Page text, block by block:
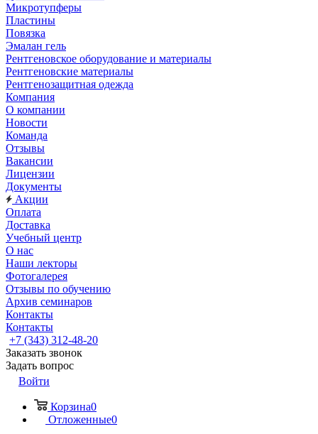
Микротупферы
Пластины
Повязка
Эмалан гель
Рентгеновское оборудование и материалы
Рентгеновские материалы
Рентгенозащитная одежда
Компания
О компании
Новости
Команда
Отзывы
Вакансии
Лицензии
Документы
Акции
Оплата
Доставка
Учебный центр
О нас
Наши лекторы
Фотогалерея
Отзывы по обучению
Архив семинаров
Контакты
Контакты
+7 (343) 312-48-20
Заказать звонок
Задать вопрос
Войти
Корзина0
Отложенные0